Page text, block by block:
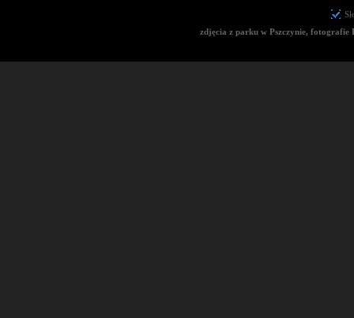
zdjęcia z parku w Pszczynie, fotografie